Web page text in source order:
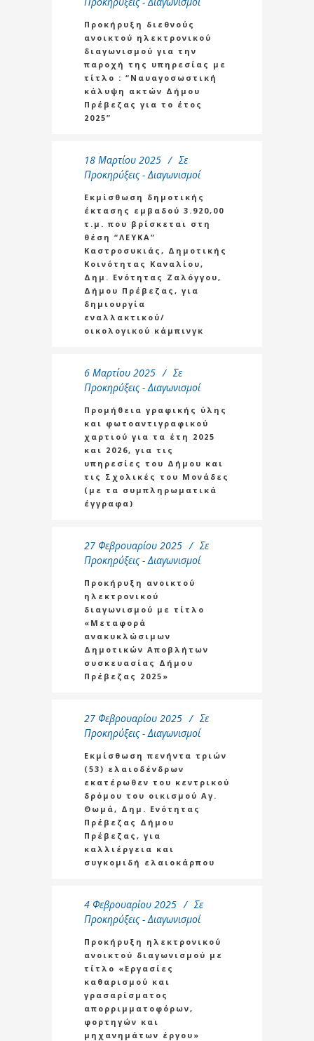
Προκήρυξη διεθνούς
ανοικτού ηλεκτρονικού
διαγωνισμού για την
παροχή της υπηρεσίας με
τίτλο : “Ναυαγοσωστική
κάλυψη ακτών Δήμου
Πρέβεζας για το έτος
2025”
18 Μαρτίου 2025
Σε
Προκηρύξεις - Διαγωνισμοί
Εκμίσθωση δημοτικής
έκτασης εμβαδού 3.920,00
τ.μ. που βρίσκεται στη
θέση “ΛΕΥΚΑ”
Καστροσυκιάς, Δημοτικής
Κοινότητας Καναλίου,
Δημ. Ενότητας Ζαλόγγου,
Δήμου Πρέβεζας, για
δημιουργία
εναλλακτικού/
οικολογικού κάμπινγκ
6 Μαρτίου 2025
Σε
Προκηρύξεις - Διαγωνισμοί
Προμήθεια γραφικής ύλης
και φωτοαντιγραφικού
χαρτιού για τα έτη 2025
και 2026, για τις
υπηρεσίες του Δήμου και
τις Σχολικές του Μονάδες
(με τα συμπληρωματικά
έγγραφα)
27 Φεβρουαρίου 2025
Σε
Προκηρύξεις - Διαγωνισμοί
Προκήρυξη ανοικτού
ηλεκτρονικού
διαγωνισμού με τίτλο
«Μεταφορά
ανακυκλώσιμων
Δημοτικών Αποβλήτων
συσκευασίας Δήμου
Πρέβεζας 2025»
27 Φεβρουαρίου 2025
Σε
Προκηρύξεις - Διαγωνισμοί
Εκμίσθωση πενήντα τριών
(53) ελαιοδένδρων
εκατέρωθεν του κεντρικού
δρόμου του οικισμού Αγ.
Θωμά, Δημ. Ενότητας
Πρέβεζας Δήμου
Πρέβεζας, για
καλλιέργεια και
συγκομιδή ελαιοκάρπου
4 Φεβρουαρίου 2025
Σε
Προκηρύξεις - Διαγωνισμοί
Προκήρυξη ηλεκτρονικού
ανοικτού διαγωνισμού με
τίτλο «Εργασίες
καθαρισμού και
γρασαρίσματος
απορριμματοφόρων,
φορτηγών και
μηχανημάτων έργου»